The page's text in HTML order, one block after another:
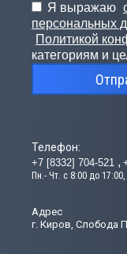
Телефон:
+7 [8332] 704-521
Пн.- Чт. с 8:00 до
Адрес
г. Киров, Слобода
Я выражаю
персональных
Политикой
категориям и